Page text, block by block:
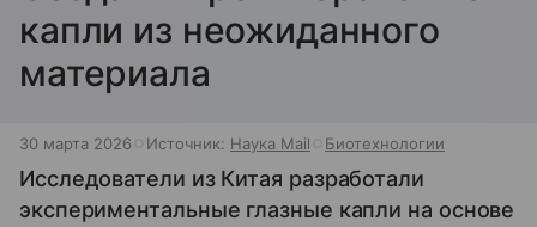
капли из неожиданного
материала
30 марта 2026 Источник: Наука Mail Биотехнологии
Исследователи из Китая разработали
экспериментальные глазные капли на основе